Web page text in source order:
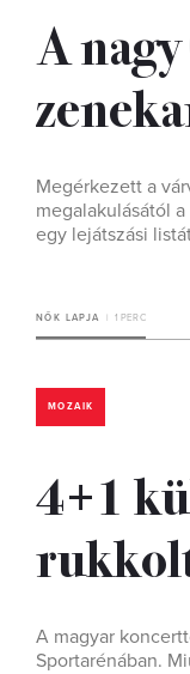
A
Megérkezett a
megalakulásától
egy lejátszási
NŐK LAPJA 1 PERC
MOZAIK
4+1
A magyar
Sportarénában.